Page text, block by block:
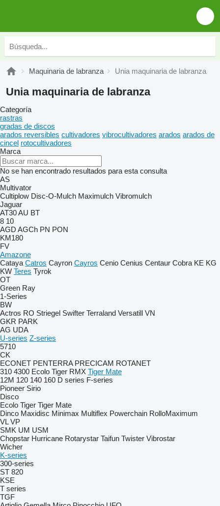
Maquinaria de labranza Unia maquinaria de labranza
Unia maquinaria de labranza
Categoría
rastras
gradas de discos
arados reversibles cultivadores vibrocultivadores arados arados de
cincel rotocultivadores
Marca
No se han encontrado resultados para esta consulta
AS
Multivator
Cultiplow Disc-O-Mulch Maximulch Vibromulch
Jaguar
AT30AU BT
8 10
AGD AGCh PN PON
KM180
FV
Amazone
Cataya Catros Cayron Cayros Cenio Cenius Centaur Cobra KE KG
KW Teres Tyrok
OT
Green Ray
1-Series
BW
Actros RO Striegel Swifter Terraland Versatill VN
GKR PARK
AG UDA
U-series Z-series
5710
CK
ECONET PENTERRA PRECICAM ROTANET
310 4300 Ecolo Tiger RMX Tiger Mate
12M 120 140 160 D series F-series
Pioneer Sirio
Disco
Ecolo Tiger Tiger Mate
Dinco Maxidisc Minimax Multiflex Powerchain RolloMaximum
VL VP
SMK UM USM
Chopstar Hurricane Rotarystar Taifun Twister Vibrostar
Wicher
K-series
300-series
ST 820
KSE
T series
TGF